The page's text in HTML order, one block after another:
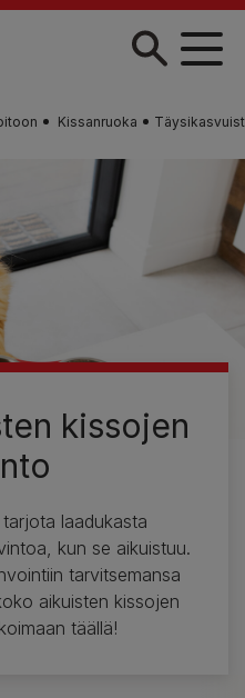
Kissanruoka
kissojen
laadukasta
kun se aikuistuu.
tarvitsemansa
aikuisten kissojen
täällä!